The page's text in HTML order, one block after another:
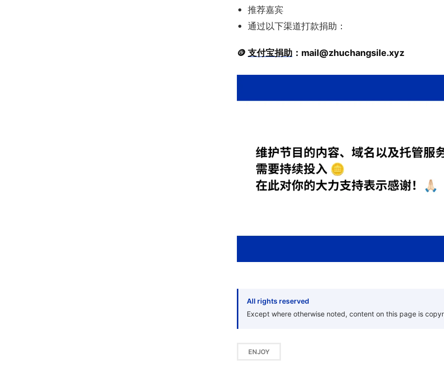
推荐嘉宾
通过以下渠道打款捐助：
🪙 支付宝捐助 ： mail@zhuchangsile.xyz
All rights reserved
Except where otherwise noted, content on this page is
ENJOY